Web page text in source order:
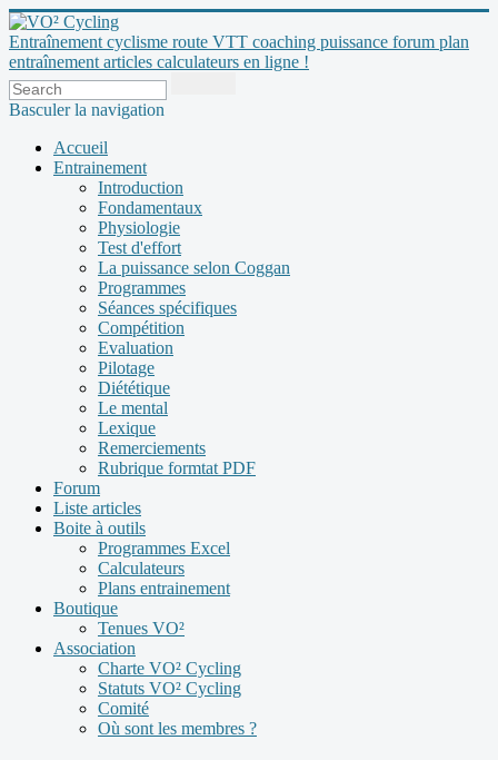
Entraînement cyclisme route VTT coaching puissance forum plan
entraînement articles calculateurs en ligne !
Basculer la navigation
Accueil
Entrainement
Introduction
Fondamentaux
Physiologie
Test d'effort
La puissance selon Coggan
Programmes
Séances spécifiques
Compétition
Evaluation
Pilotage
Diététique
Le mental
Lexique
Remerciements
Rubrique formtat PDF
Forum
Liste articles
Boite à outils
Programmes Excel
Calculateurs
Plans entrainement
Boutique
Tenues VO²
Association
Charte VO² Cycling
Statuts VO² Cycling
Comité
Où sont les membres ?